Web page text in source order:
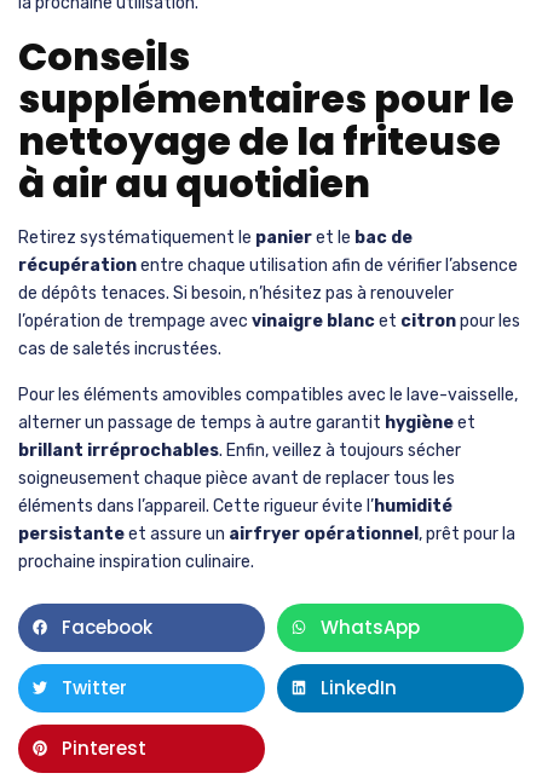
Conseils
supplémentaires pour le
nettoyage de la friteuse
à air au quotidien
Retirez systématiquement le panieret le bac de
récupérationentre chaque utilisation afin de vérifier l’absence
de dépôts tenaces. Si besoin, n’hésitez pas à renouveler
l’opération de trempage avec vinaigre blancet citronpour les
cas de saletés incrustées.
Pour les éléments amovibles compatibles avec le lave-vaisselle,
alterner un passage de temps à autre garantit hygièneet
brillant irréprochables. Enfin, veillez à toujours sécher
soigneusement chaque pièce avant de replacer tous les
éléments dans l’appareil. Cette rigueur évite l’humidité
persistanteet assure un airfryer opérationnel , prêt pour la
prochaine inspiration culinaire.
Facebook WhatsApp
Twitter LinkedIn
Pinterest